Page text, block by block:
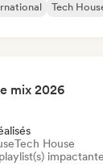
Tech
mix 2026
Tech House